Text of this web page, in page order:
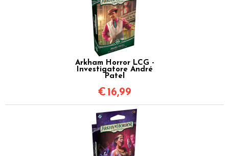
Arkham Horror LCG -
Investigatore André
Patel
€ 16,99